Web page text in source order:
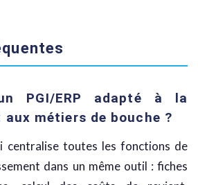
PGI/ERP adapté à la
métiers de bouche ?
centralise toutes les fonctions de
dans un même outil : fiches